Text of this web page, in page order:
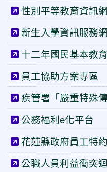
性別平等教育資訊網
新生入學資訊服務網
十二年國民基本教育
員工協助方案專區
疾管署「嚴重特殊
公務福利e化平台
花蓮縣政府員工特
公職人員利益衝突